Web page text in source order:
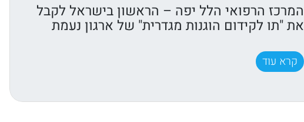
המרכז הרפואי הלל יפה – הראשון בישראל לקבל
את "תו לקידום הוגנות מגדרית" של ארגון נעמת
קרא עוד